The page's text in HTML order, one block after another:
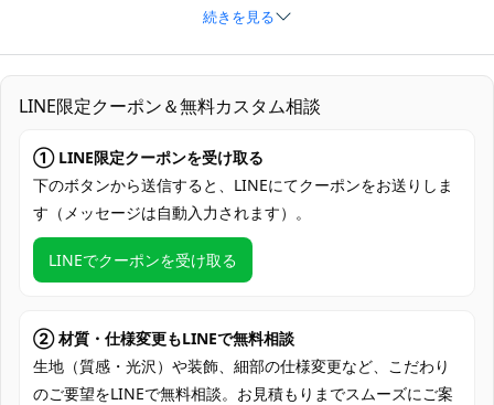
S・M・L・XL・XXL・XXXL（オーダメイド
不可）
素材
コットン、ポリエステル、合成皮革、サテ
ン、チュールなど※生産ロットや改良によ
セット内容
コート、コルセット、肋骨、パンツ、手袋
※ロットや改良により構成が異なる場合あ
発送予定
加工に7～15営業日、配送に5～7営業日
支払い方法
クレジットカード（VISA、Master、JCB、
discover、AMERICAN EXPRESS）、
PayPal、銀行振込
続きを見る
LINE限定クーポン＆無料カスタム相談
① LINE限定クーポンを受け取る
下のボタンから送信すると、LINEにてクーポンをお送りしま
す（メッセージは自動入力されます）。
LINEでクーポンを受け取る
② 材質・仕様変更もLINEで無料相談
生地（質感・光沢）や装飾、細部の仕様変更など、こだわり
のご要望をLINEで無料相談。お見積もりまでスムーズにご案